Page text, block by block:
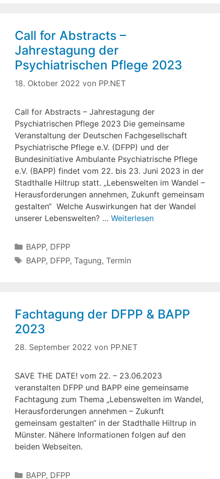
Call for Abstracts –
Jahrestagung der
Psychiatrischen Pflege 2023
18. Oktober 2022 von PP.NET
Call for Abstracts – Jahrestagung der
Psychiatrischen Pflege 2023 Die gemeinsame
Veranstaltung der Deutschen Fachgesellschaft
Psychiatrische Pflege e.V. (DFPP) und der
Bundesinitiative Ambulante Psychiatrische Pflege
e.V. (BAPP) findet vom 22. bis 23. Juni 2023 in der
Stadthalle Hiltrup statt. „Lebenswelten im Wandel –
Herausforderungen annehmen, Zukunft gemeinsam
gestalten“ Welche Auswirkungen hat der Wandel
unserer Lebenswelten? … Weiterlesen
Kategorien
BAPP, DFPP
Schlagwörter
BAPP, DFPP, Tagung, Termin
Fachtagung der DFPP & BAPP
2023
28. September 2022 von PP.NET
SAVE THE DATE! vom 22. – 23.06.2023
veranstalten DFPP und BAPP eine gemeinsame
Fachtagung zum Thema „Lebenswelten im Wandel,
Herausforderungen annehmen – Zukunft
gemeinsam gestalten“ in der Stadthalle Hiltrup in
Münster. Nähere Informationen folgen auf den
beiden Webseiten.
Kategorien
BAPP, DFPP